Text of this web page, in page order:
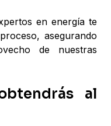
en energía te
asegurando
de nuestras
al